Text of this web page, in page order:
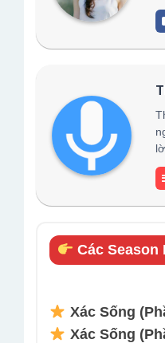
Các Season
Xác Sống
Xác Sống